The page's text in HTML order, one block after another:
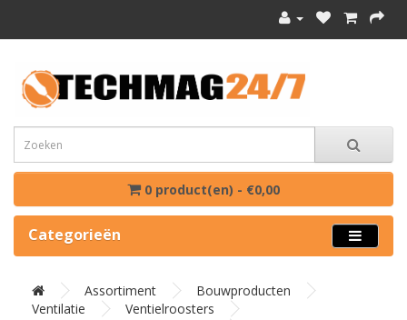
0 product(en) - €0,00
Categorieën
Assortiment
Bouwproducten
Ventilatie
Ventielroosters